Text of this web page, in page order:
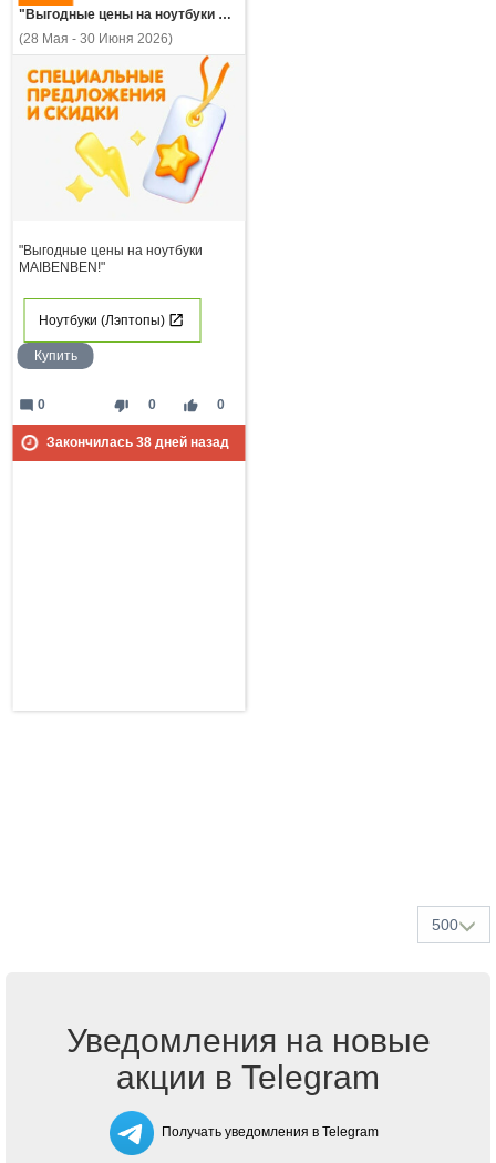
"Выгодные цены на ноутбуки MAIBENBEN!"
(28 Мая - 30 Июня 2026)
"Выгодные цены на ноутбуки
MAIBENBEN!"
Ноутбуки (Лэптопы)
Купить
thumb_down 0 thumb_up 0
mode_comment 0
Закончилась 38дней назад
500
Уведомления на новые
акции в Telegram
Получать уведомления в Telegram